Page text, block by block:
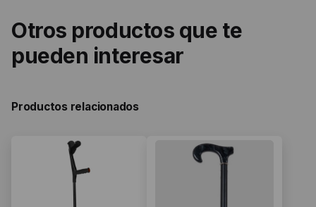
Otros productos que te
pueden interesar
Productos relacionados